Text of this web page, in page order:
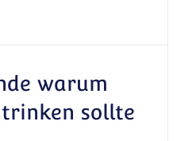
warum
sollte